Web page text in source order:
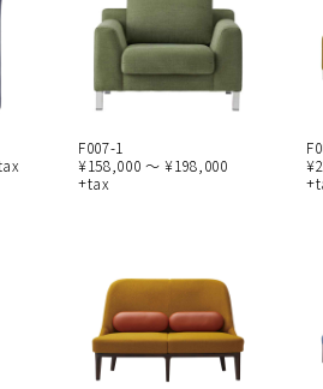
F007-1
¥158,000 ～ ¥198,000
+tax